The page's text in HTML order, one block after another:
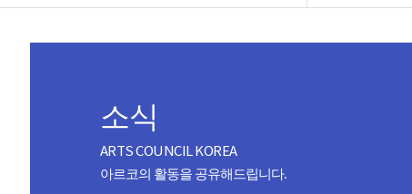
소식
ARTS COUNCIL KOREA
아르코의 활동을 공유해드립니다.